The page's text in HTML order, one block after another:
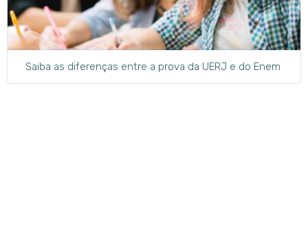
Saiba as diferenças entre a prova da UERJ e do Enem